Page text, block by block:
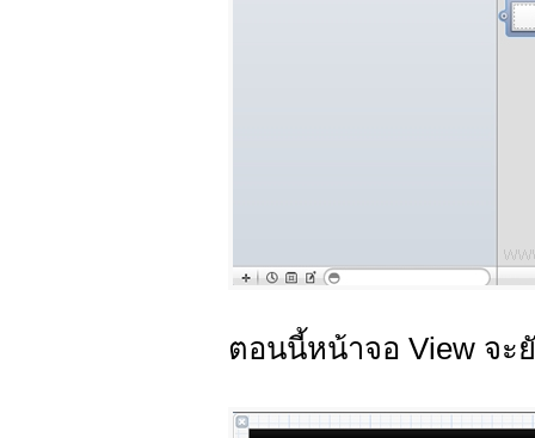
ตอนนี้หน้าจอ View จะยั